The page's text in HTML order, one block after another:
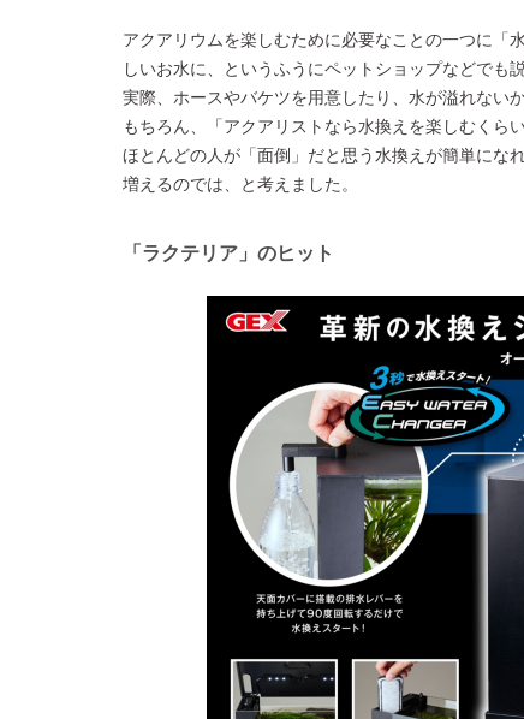
アクアリウムを楽しむために必要なことの一つに「
しいお水に、というふうにペットショップなどでも
実際、ホースやバケツを用意したり、水が溢れない
もちろん、「アクアリストなら水換えを楽しむくら
ほとんどの人が「面倒」だと思う水換えが簡単にな
増えるのでは、と考えました。
「ラクテリア」のヒット